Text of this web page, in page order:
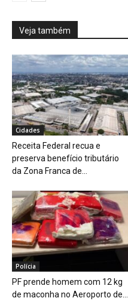
Veja também
Cidades
Receita Federal recua e
preserva benefício tributário
da Zona Franca de...
Polícia
PF prende homem com 12 kg
de maconha no Aeroporto de...